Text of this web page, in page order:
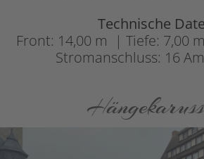
Technische
Front: 14,00 m | Tiefe: 7,00
Stromanschluss: 16